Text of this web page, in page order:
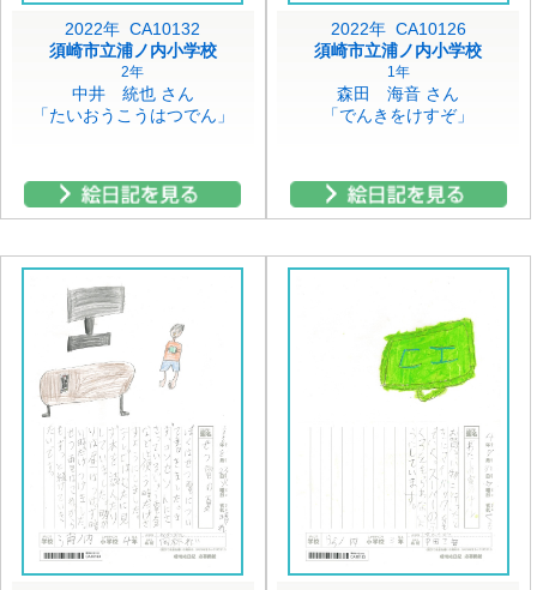
2022年 CA10132
須崎市立浦ノ内小学校
2年
中井 統也 さん
「たいおうこうはつでん」
2022年 CA10126
須崎市立浦ノ内小学校
1年
森田 海音 さん
「でんきをけすぞ」